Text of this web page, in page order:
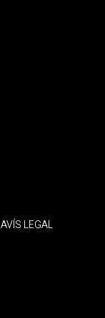
AVÍS LEGAL